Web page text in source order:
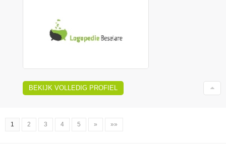
BEKIJK VOLLEDIG PROFIEL
1 2 3 4 5 » »»